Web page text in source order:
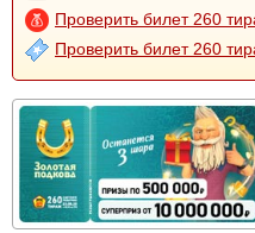
Проверить билет 260
Проверить билет 260